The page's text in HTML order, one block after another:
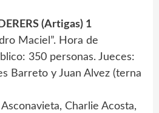
(Artigas) 1
Maciel”. Hora de
350 personas. Jueces:
Barreto y Juan Alvez (terna
Charlie Acosta,